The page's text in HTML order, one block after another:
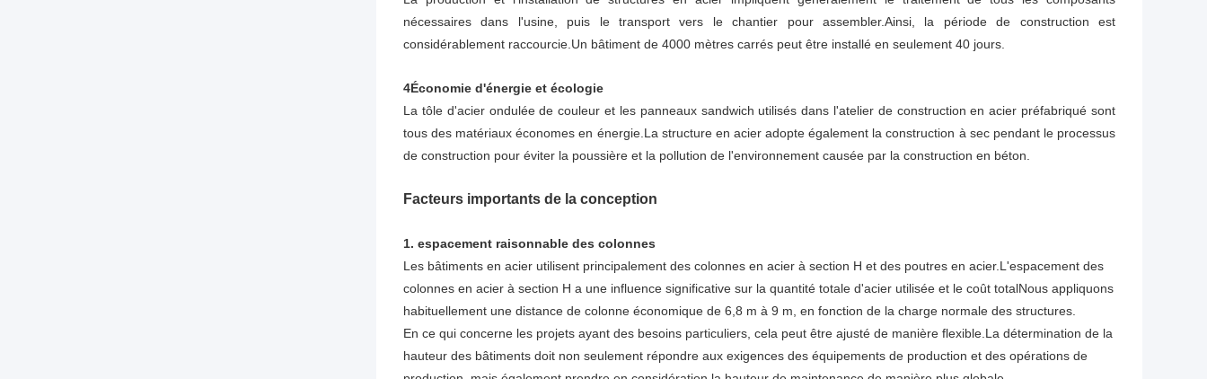
nécessaires dans l'usine, puis le transport vers le chantier pour assembler.Ainsi, la période de construction est
considérablement raccourcie.Un bâtiment de 4000 mètres carrés peut être installé en seulement 40 jours.
4Économie d'énergie et écologie
La tôle d'acier ondulée de couleur et les panneaux sandwich utilisés dans l'atelier de construction en acier préfabriqué sont
tous des matériaux économes en énergie.La structure en acier adopte également la construction à sec pendant le processus
de construction pour éviter la poussière et la pollution de l'environnement causée par la construction en béton.
Facteurs importants de la conception
1. espacement raisonnable des colonnes
Les bâtiments en acier utilisent principalement des colonnes en acier à section H et des poutres en acier.L'espacement des
colonnes en acier à section H a une influence significative sur la quantité totale d'acier utilisée et le coût totalNous appliquons
habituellement une distance de colonne économique de 6,8 m à 9 m, en fonction de la charge normale des structures.
En ce qui concerne les projets ayant des besoins particuliers, cela peut être ajusté de manière flexible.La détermination de la
hauteur des bâtiments doit non seulement répondre aux exigences des équipements de production et des opérations de